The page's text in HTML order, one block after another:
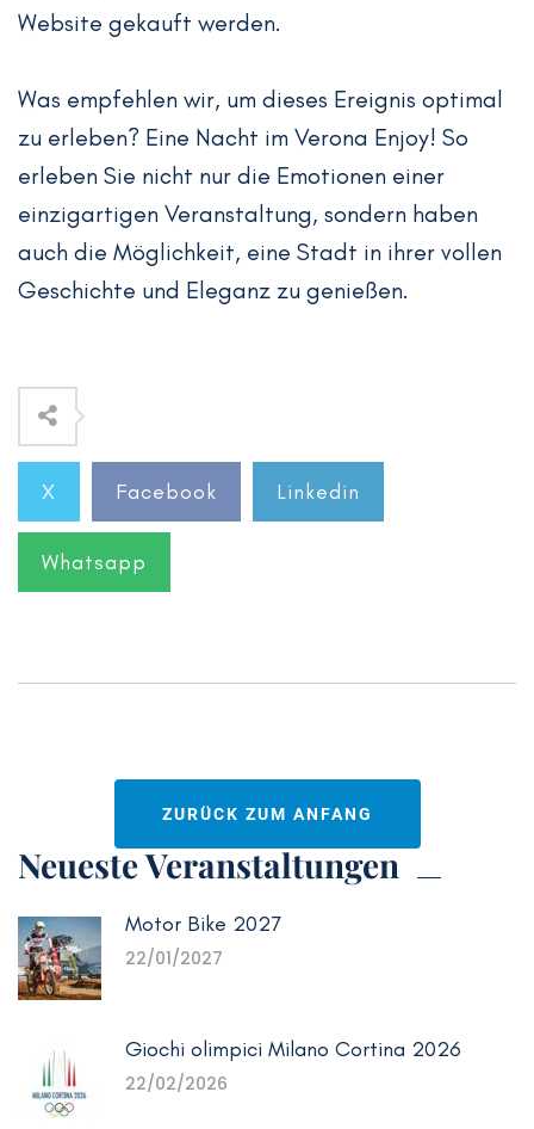
Website gekauft werden.
Was empfehlen wir, um dieses Ereignis optimal
zu erleben? Eine Nacht im Verona Enjoy! So
erleben Sie nicht nur die Emotionen einer
einzigartigen Veranstaltung, sondern haben
auch die Möglichkeit, eine Stadt in ihrer vollen
Geschichte und Eleganz zu genießen.
X Facebook Linkedin
Whatsapp
ZURÜCK ZUM ANFANG
Neueste Veranstaltungen
Motor Bike 2027
22/01/2027
Giochi olimpici Milano Cortina 2026
22/02/2026